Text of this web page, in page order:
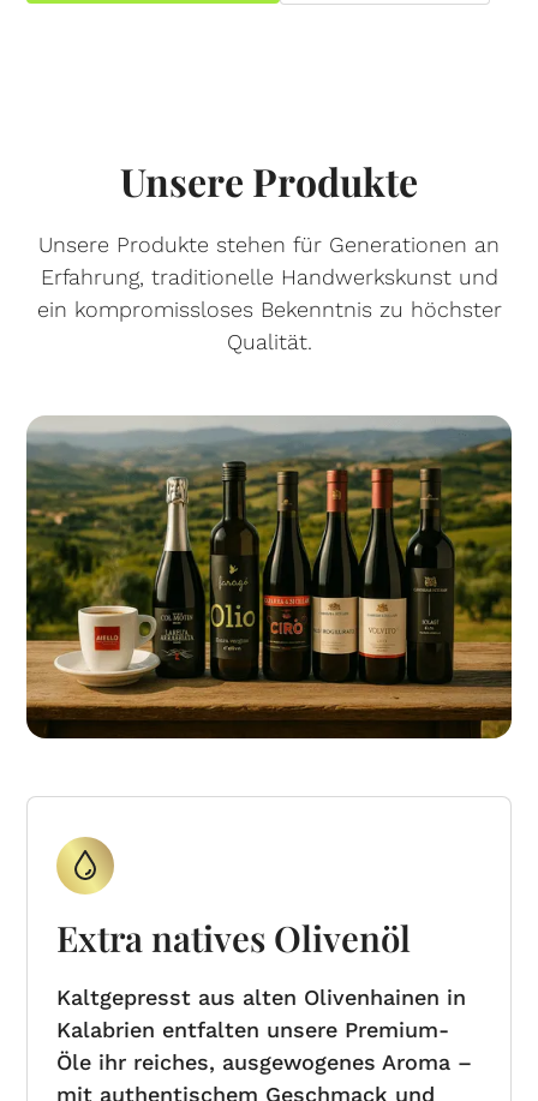
Unsere Produkte
Unsere Produkte stehen für Generationen an
Erfahrung, traditionelle Handwerkskunst und
ein kompromissloses Bekenntnis zu höchster
Qualität.
Extra natives Olivenöl
Kaltgepresst aus alten Olivenhainen in
Kalabrien entfalten unsere Premium-
Öle ihr reiches, ausgewogenes Aroma –
mit authentischem Geschmack und